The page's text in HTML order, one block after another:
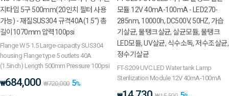
지타입 5구 500mm(20인치 필터 사용
가능) - 재질SUS304 규격40A(1.5") 총
길이1070mm 압력100psi
Flange W5-1.5 Large-capacity SUS304
housing Flange type 5 outlets 40A
(1.5inch) Length 500mm Pressure 100psi
₩684,000 ₩720,000 5%
모듈 12V 40mA-100mA - LED270-
285nm, 10000h, DC500V, 50HZ, 가습
기살균, 물탱크살균, 살균모듈, 물탱크
LED모듈, UV살균, 식수소독, 저수조살균,
정수기살균
FT-S209 UVC LED Water tank Lamp
Sterilization Module 12V 40mA-100mA